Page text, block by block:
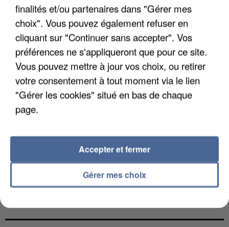
L’UN DES FONDATEURS SUPPOSÉS DE LA DZ
finalités et/ou partenaires dans "Gérer mes
choix". Vous pouvez également refuser en
cliquant sur "Continuer sans accepter". Vos
préférences ne s'appliqueront que pour ce site.
Vous pouvez mettre à jour vos choix, ou retirer
votre consentement à tout moment via le lien
"Gérer les cookies" situé en bas de chaque
page.
Gérer mes choix
Accepter et fermer